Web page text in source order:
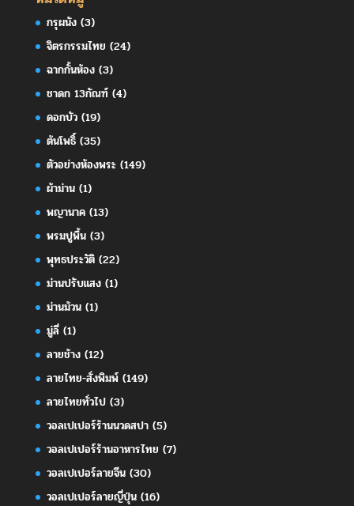
กรุผนัง(3)
จิตรกรรมไทย (24)
ฉากกั้นห้อง(3)
ชาดก 13กัณฑ์(4)
ดอกบัว(19)
ต้นโพธิ์(35)
ตัวอย่างห้องพระ(149)
ผ้าม่าน(1)
พญานาค(13)
พรมปูพื้น(3)
พุทธประวัติ(22)
ม่านปรับแสง(1)
ม่านม้วน(1)
มู่ลี่(1)
ลายช้าง(12)
ลายไทย-สั่งพิมพ์(149)
ลายไทยทั่วไป(3)
วอลเปเปอร์ร้านนวดสปา(5)
วอลเปเปอร์ร้านอาหารไทย (7)
วอลเปเปอร์ลายจีน(30)
วอลเปเปอร์ลายญี่ปุ่น(16)